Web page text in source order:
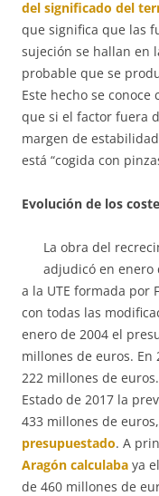
del significado del
que significa que las
sujeción se hallan en
probable que se
Este hecho se
que si el factor fuera
margen de
está “cogida con
Evolución de los
La obra del
adjudicó en enero
a la UTE formada por
con todas las
enero de 2004 el
millones de euros. En
222 millones de
Estado de 2017 la
433 millones de euros,
presupuestado. A
Aragón calculaba ya
de 460 millones de